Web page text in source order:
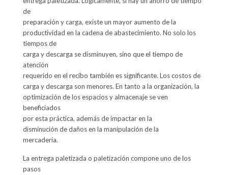
de
preparación y carga, existe un mayor aumento de la
productividad en la cadena de abastecimiento. No solo los
tiempos de
carga y descarga se disminuyen, sino que el tiempo de
atención
requerido en el recibo también es significante. Los costos de
carga y descarga son menores. En tanto a la organización, la
optimización de los espacios y almacenaje se ven
beneficiados
por esta práctica, además de impactar en la
disminución de daños en la manipulación de la
mercadería.
La entrega paletizada o paletización compone uno de los
pasos